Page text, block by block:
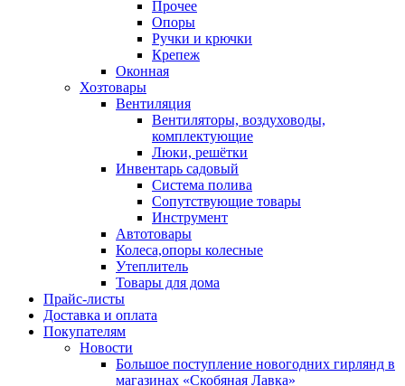
Прочее
Опоры
Ручки и крючки
Крепеж
Оконная
Хозтовары
Вентиляция
Вентиляторы, воздуховоды,
комплектующие
Люки, решётки
Инвентарь садовый
Система полива
Сопутствующие товары
Инструмент
Автотовары
Колеса,опоры колесные
Утеплитель
Товары для дома
Прайс-листы
Доставка и оплата
Покупателям
Новости
Большое поступление новогодних гирлянд в
магазинах «Скобяная Лавка»